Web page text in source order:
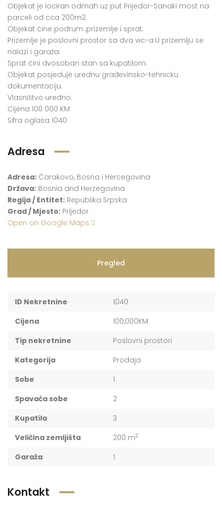
Objekat je lociran odmah uz put Prijedor-Sanaki most na
parceli od cca 200m2.
Objekat čine podrum ,prizemlje i sprat.
Prizemlje je poslovni prostor sa dva wc-a.U prizemlju se
nalazi i garaža.
Sprat čini dvosoban stan sa kupatilom.
Objekat posjeduje urednu građevinsko-tehnicku
dokumentaciju.
Vlasništvo uredno.
Cijena 100 000 KM
Sifra oglasa 1040
Adresa
Adresa: Čarakovo, Bosna i Hercegovina
Država: Bosnia and Herzegovina
Regija / Entitet: Republika Srpska
Grad / Mjesto: Prijedor
Open on Google Maps
Pregled
ID Nekretnine
1040
Cijena
100,000KM
Tip nekretnine
Poslovni prostori
Kategorija
Prodaja
Sobe
1
Spavaća sobe
2
Kupatila
3
Veličina zemljišta
200 m2
Garaža 1
Kontakt